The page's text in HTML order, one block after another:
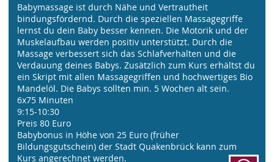
Babymassage ist durch Nähe und Vertrautheit
bindungsfördernd. Durch die speziellen Massagegriffe
lernst du dein Baby besser kennen. Die Motorik und der
Muskelaufbau werden positiv unterstützt. Durch die
Massage verbessert sich das Schlafverhalten und die
Verdauung deines Babys. Zusätzlich zum Kurs erhältst du
ein Skript mit allen Massagegriffen und hochwertiges Bio
Mandelöl. Die Babys sollten min. 5 Wochen alt sein.
6x75 Minuten
9:15-10:30
Preis 80 Euro
Babybonus in Höhe von 25 Euro (früher
Bildungsgutschein) der Stadt Quakenbrück kann zum
Kurs angerechnet werden.